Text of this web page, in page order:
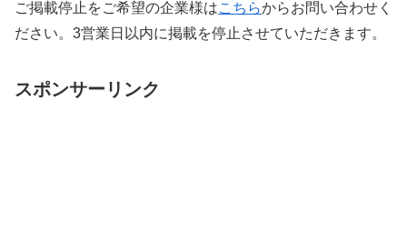
ご掲載停止をご希望の企業様はこちらからお問い合わせく
ださい。3営業日以内に掲載を停止させていただきます。
スポンサーリンク